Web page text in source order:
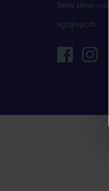
Send sikker mail
vgt@vgt.dk